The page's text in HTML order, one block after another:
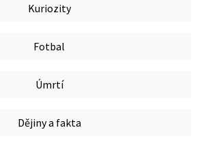
Kuriozity
Fotbal
Úmrtí
Dějiny a fakta